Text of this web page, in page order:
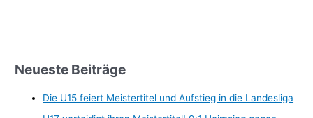
Neueste Beiträge
Die U15 feiert Meistertitel und Aufstieg in die Landesliga